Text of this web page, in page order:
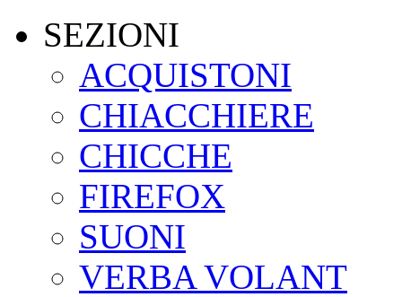
SEZIONI
ACQUISTONI
CHIACCHIERE
CHICCHE
FIREFOX
SUONI
VERBA VOLANT